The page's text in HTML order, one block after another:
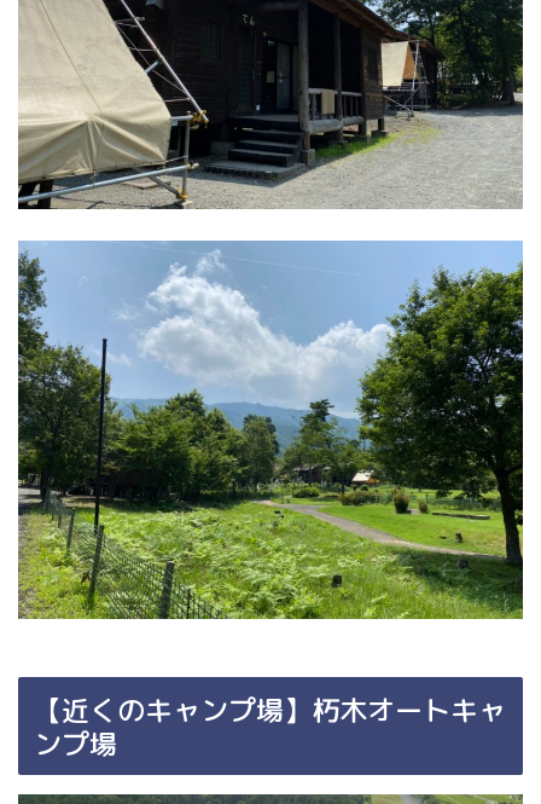
【近くのキャンプ場】朽木オートキャ
ンプ場